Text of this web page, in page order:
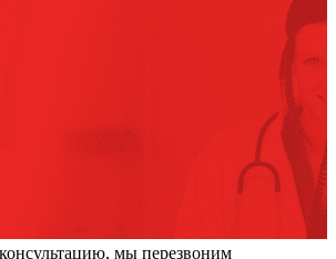
мы перезвоним